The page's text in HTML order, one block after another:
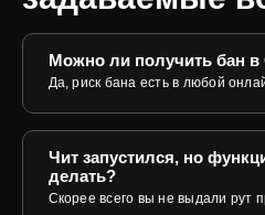
Можно ли получить бан в
Да, риск бана есть в любой
Чит запустился, но
делать?
Скорее всего вы не выдали рут